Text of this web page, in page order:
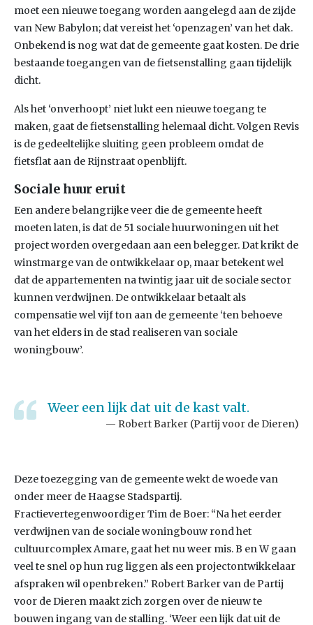
moet een nieuwe toegang worden aangelegd aan de zijde
van New Babylon; dat vereist het ‘openzagen’ van het dak.
Onbekend is nog wat dat de gemeente gaat kosten. De drie
bestaande toegangen van de fietsenstalling gaan tijdelijk
dicht.
Als het ‘onverhoopt’ niet lukt een nieuwe toegang te
maken, gaat de fietsenstalling helemaal dicht. Volgen Revis
is de gedeeltelijke sluiting geen probleem omdat de
fietsflat aan de Rijnstraat openblijft.
Sociale huur eruit
Een andere belangrijke veer die de gemeente heeft
moeten laten, is dat de 51 sociale huurwoningen uit het
project worden overgedaan aan een belegger. Dat krikt de
winstmarge van de ontwikkelaar op, maar betekent wel
dat de appartementen na twintig jaar uit de sociale sector
kunnen verdwijnen. De ontwikkelaar betaalt als
compensatie wel vijf ton aan de gemeente ‘ten behoeve
van het elders in de stad realiseren van sociale
woningbouw’.
Weer een lijk dat uit de kast valt.
Robert Barker (Partij voor de Dieren)
Deze toezegging van de gemeente wekt de woede van
onder meer de Haagse Stadspartij.
Fractievertegenwoordiger Tim de Boer: “Na het eerder
verdwijnen van de sociale woningbouw rond het
cultuurcomplex Amare, gaat het nu weer mis. B en W gaan
veel te snel op hun rug liggen als een projectontwikkelaar
afspraken wil openbreken.” Robert Barker van de Partij
voor de Dieren maakt zich zorgen over de nieuw te
bouwen ingang van de stalling. ‘Weer een lijk dat uit de